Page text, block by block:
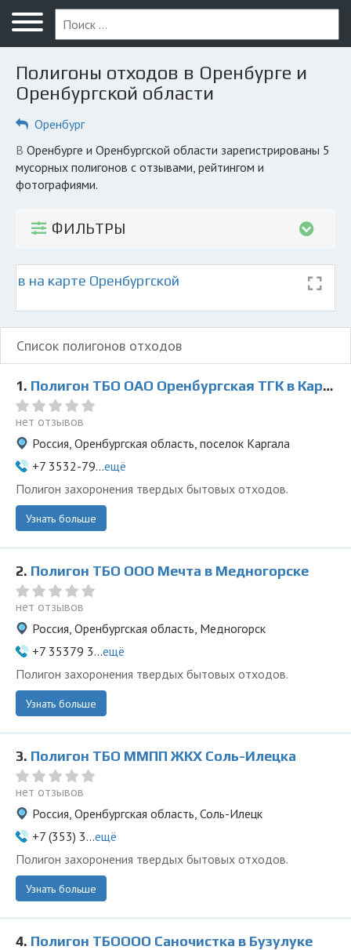
Меню
Главная
Вопрос юристу
Компании
КОМПАНИЯМ
Полигоны отходов в Оренбурге и
Оренбургской области
Оренбург
В Оренбурге и Оренбургской области зарегистрированы 5
мусорных полигонов с отзывами, рейтингом и
фотографиями.
ФИЛЬТРЫ
на карте Оренбургской
Список полигонов отходов
1. Полигон ТБО ОАО Оренбургская ТГК в Каргале
нет отзывов
Россия, Оренбургская область, поселок Каргала
+7 3532-79...ещё
Полигон захоронения твердых бытовых отходов.
Узнать больше
2. Полигон ТБО ООО Мечта в Медногорске
нет отзывов
Россия, Оренбургская область, Медногорск
+7 35379 3...ещё
Полигон захоронения твердых бытовых отходов.
Узнать больше
3. Полигон ТБО ММПП ЖКХ Соль-Илецка
нет отзывов
Россия, Оренбургская область, Соль-Илецк
+7 (353) 3...ещё
Полигон захоронения твердых бытовых отходов.
Узнать больше
4. Полигон ТБОООО Саночистка в Бузулуке